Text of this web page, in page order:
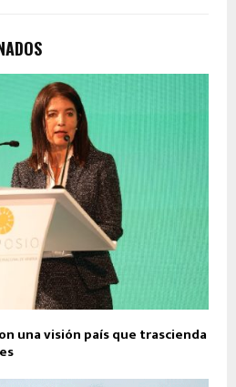
una visión país que trascienda